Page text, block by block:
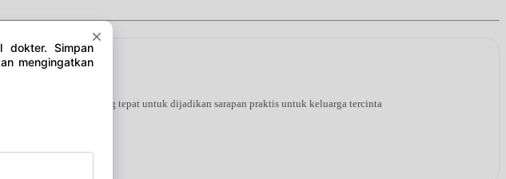
Merupakan pilihan yang tepat untuk dijadikan sarapan praktis untuk keluarga tercinta